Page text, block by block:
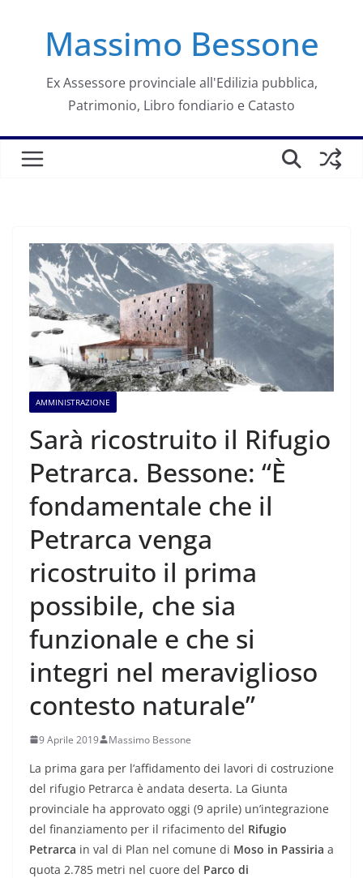
contenutoMassimo Bessone
Ex Assessore provinciale all'Edilizia pubblica,
Patrimonio, Libro fondiario e Catasto
AMMINISTRAZIONE
Sarà ricostruito il Rifugio
Petrarca. Bessone: “È
fondamentale che il
Petrarca venga
ricostruito il prima
possibile, che sia
funzionale e che si
integri nel meraviglioso
contesto naturale”
9 Aprile 2019 Massimo Bessone
La prima gara per l’affidamento dei lavori di costruzione
del rifugio Petrarca è andata deserta. La Giunta
provinciale ha approvato oggi (9 aprile) un’integrazione
del finanziamento per il rifacimento del Rifugio
Petrarca in val di Plan nel comune di Moso in Passiria a
quota 2.785 metri nel cuore del Parco di